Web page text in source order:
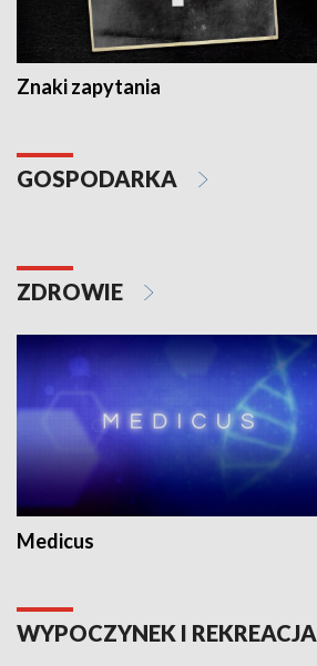
Znaki zapytania
GOSPODARKA
ZDROWIE
Medicus
WYPOCZYNEK I REKREACJA